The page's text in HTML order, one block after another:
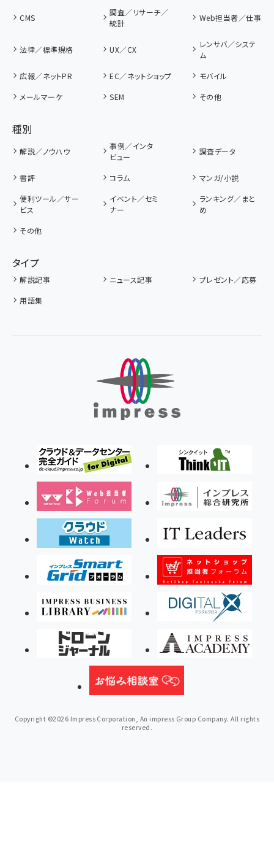
CMS
調査／リサーチ／
統計
Web担当者／仕事
法律／標準規格 UX／CX
レンサバ／システ
ム
広報／ネットPR
EC／ネットショップ
モバイル
メールマーケ
SEM その他
種別
解説／ノウハウ
事例／インタ
ビュー
調査データ
書評 コラム
マンガ/小説
便利ツール／サー
ビス
イベント／セミ
ナー
ランキング／まと
め
その他
タイプ
解説記事 ニュース記事
プレゼント／応募
用語集
Copyright ©2026 Impress Corporation, An impress Group Company. All rights
reserved.